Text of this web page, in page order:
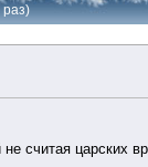
считая царских